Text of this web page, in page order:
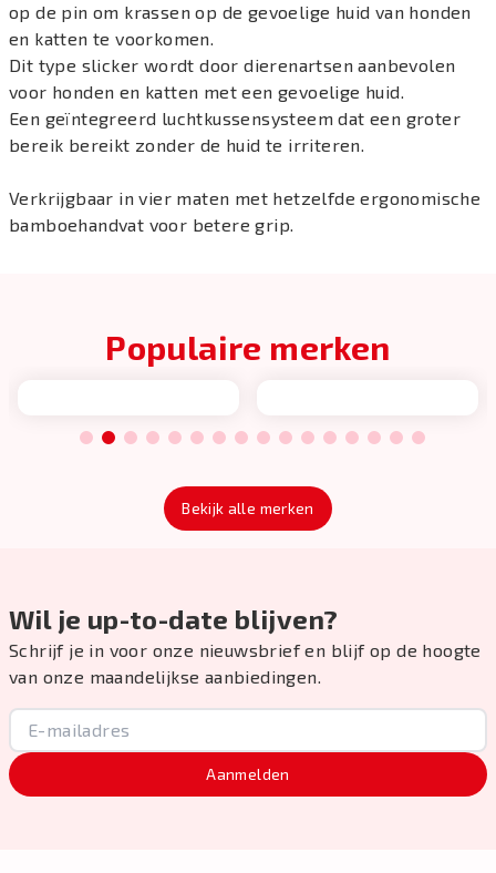
op de pin om krassen op de gevoelige huid van honden
en katten te voorkomen.
Dit type slicker wordt door dierenartsen aanbevolen
voor honden en katten met een gevoelige huid.
Een geïntegreerd luchtkussensysteem dat een groter
bereik bereikt zonder de huid te irriteren.
Verkrijgbaar in vier maten met hetzelfde ergonomische
bamboehandvat voor betere grip.
Populaire merken
1 2 3 4 5 6 7 8 9 10 11 12 13 14 15 16
Bekijk alle merken
Wil je up-to-date blijven?
Schrijf je in voor onze nieuwsbrief en blijf op de hoogte
van onze maandelijkse aanbiedingen.
Aanmelden